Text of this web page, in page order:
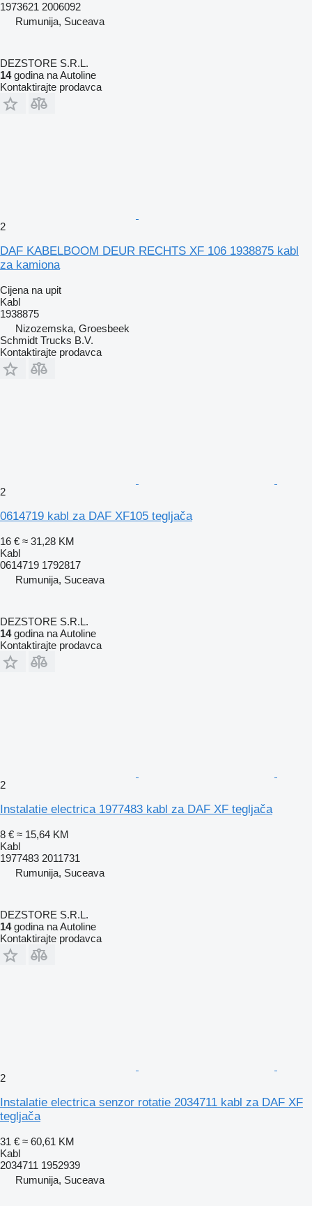
1973621 2006092
Rumunija, Suceava
DEZSTORE S.R.L.
14godina na Autoline
Kontaktirajte prodavca
2
DAF KABELBOOM DEUR RECHTS XF 106 1938875 kabl
za kamiona
Cijena na upit
Kabl
1938875
Nizozemska, Groesbeek
Schmidt Trucks B.V.
Kontaktirajte prodavca
2
0614719 kabl za DAF XF105 tegljača
16 € ≈ 31,28 KM
Kabl
0614719 1792817
Rumunija, Suceava
DEZSTORE S.R.L.
14godina na Autoline
Kontaktirajte prodavca
2
Instalatie electrica 1977483 kabl za DAF XF tegljača
8 € ≈ 15,64 KM
Kabl
1977483 2011731
Rumunija, Suceava
DEZSTORE S.R.L.
14godina na Autoline
Kontaktirajte prodavca
2
Instalatie electrica senzor rotatie 2034711 kabl za DAF XF
tegljača
31 € ≈ 60,61 KM
Kabl
2034711 1952939
Rumunija, Suceava